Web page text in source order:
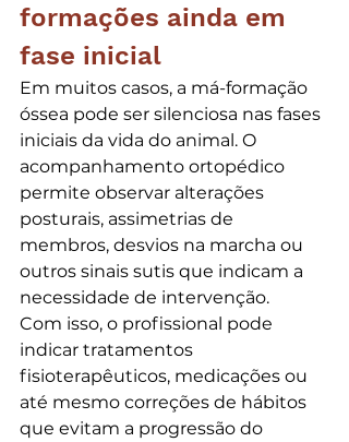
formações ainda em
fase inicial
Em muitos casos, a má-formação
óssea pode ser silenciosa nas fases
iniciais da vida do animal. O
acompanhamento ortopédico
permite observar alterações
posturais, assimetrias de
membros, desvios na marcha ou
outros sinais sutis que indicam a
necessidade de intervenção.
Com isso, o profissional pode
indicar tratamentos
fisioterapêuticos, medicações ou
até mesmo correções de hábitos
que evitam a progressão do